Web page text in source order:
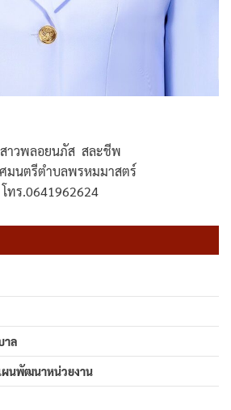
าวพลอยนภัส สละชีพ
มนตรีตำบลพรหมมาสตร์
โทร.0641962624
าล
นพัฒนาหน่วยงาน